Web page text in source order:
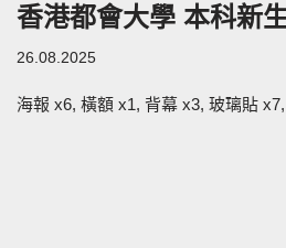
香港都會大學 本科新
26.08.2025
海報 x6, 橫額 x1, 背幕 x3, 玻璃貼